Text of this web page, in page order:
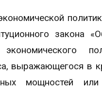
закона
выражающегося в
мощностей